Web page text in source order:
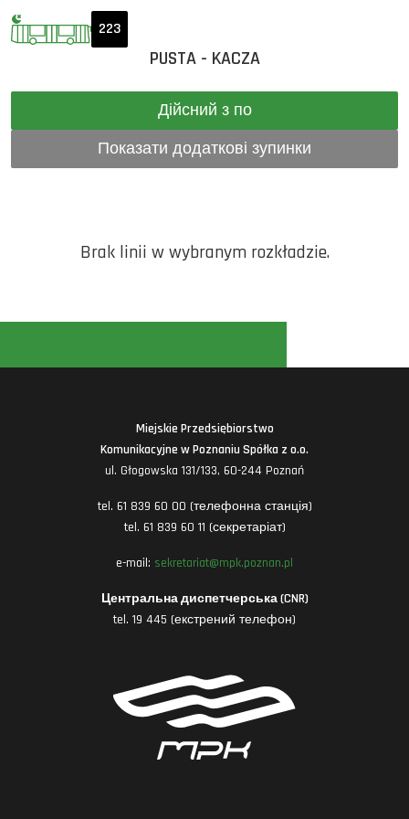
223
PUSTA - KACZA
Дійсний з по
Показати додаткові зупинки
Brak linii w wybranym rozkładzie.
Miejskie Przedsiębiorstwo
Komunikacyjne w Poznaniu Spółka z o.o.
ul. Głogowska 131/133, 60-244 Poznań
tel. 61 839 60 00 (телефонна станція)
tel. 61 839 60 11 (секретаріат)
e-mail: sekretariat@mpk.poznan.pl
Центральна диспетчерська (CNR)
tel. 19 445 (екстрений телефон)